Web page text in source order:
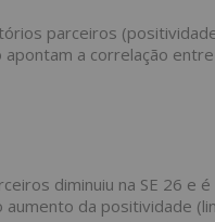
parceiros
a correlação
diminuiu na SE 26 e
da positividade